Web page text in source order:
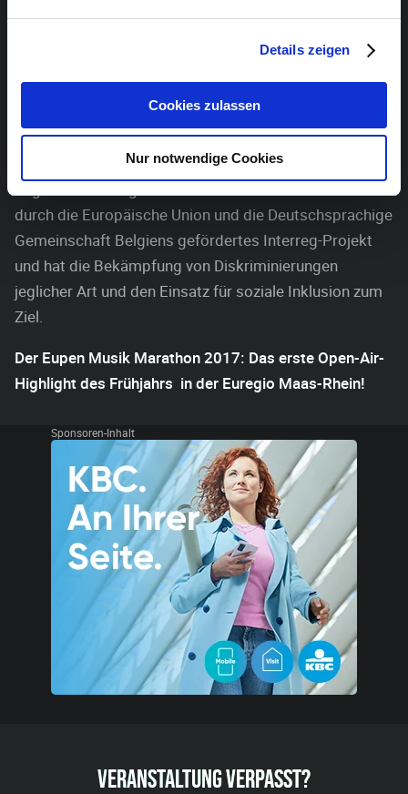
Details zeigen
Cookies zulassen
Nur notwendige Cookies
aufspielen werden.
Im Rahmen des neuen Interreg-ProjektesBérénice
werden an beiden Tagen Künstler-Interviews in einem
eigens dafür vorgesehenen Zelt stattfinden, bspw. mit
Bachar Mar-Khalifé, Voxtra oder Les frères Smith. Hier
erfahren die Zuschauer mehr über die
durch die Europäische Union und die Deutschsprachige
Gemeinschaft Belgiens gefördertes Interreg-Projekt
und hat die Bekämpfung von Diskriminierungen
jeglicher Art und den Einsatz für soziale Inklusion zum
Ziel.
Der Eupen Musik Marathon 2017: Das erste Open-Air-
Highlight des Frühjahrs in der Euregio Maas-Rhein!
Sponsoren-Inhalt
VERANSTALTUNG VERPASST?